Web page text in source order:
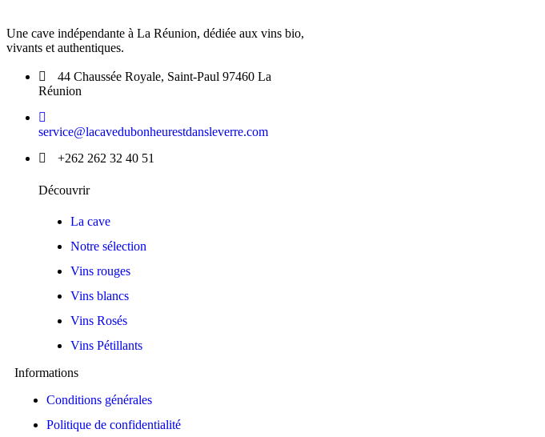
Une cave indépendante à La Réunion, dédiée aux vins bio,
vivants et authentiques.
44 Chaussée Royale, Saint-Paul 97460 La
Réunion
service@lacavedubonheurestdansleverre.com
+262 262 32 40 51
Découvrir
La cave
Notre sélection
Vins rouges
Vins blancs
Vins Rosés
Vins Pétillants
Informations
Conditions générales
Politique de confidentialité